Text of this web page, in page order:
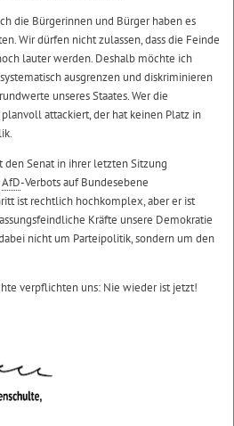
die Bürgerinnen und Bürger haben es
Wir dürfen nicht zulassen, dass die Feinde
lauter werden. Deshalb möchte ich
ausgrenzen und diskriminieren
unseres Staates. Wer die
attackiert, der hat keinen Platz in
den Senat in ihrer letzten Sitzung
AfD-Verbots auf Bundesebene
ist rechtlich hochkomplex, aber er ist
Kräfte unsere Demokratie
nicht um Parteipolitik, sondern um den
verpflichten uns: Nie wieder ist jetzt!